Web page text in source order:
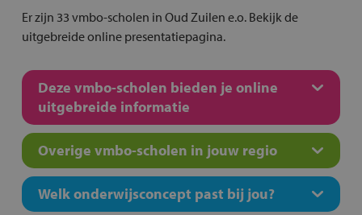
Er zijn 33 vmbo-scholen in Oud Zuilen e.o. Bekijk de
uitgebreide online presentatiepagina.
Deze vmbo-scholen bieden je online
uitgebreide informatie
Overige vmbo-scholen in jouw regio
Welk onderwijsconcept past bij jou?